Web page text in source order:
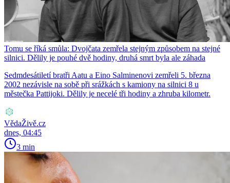
Tomu se říká smůla: Dvojčata zemřela stejným způsobem na stejné
silnici. Dělily je pouhé dvě hodiny, druhá smrt byla ale záhada
Sedmdesátiletí bratři Aatu a Eino Salminenovi zemřeli 5. března
2002 nezávisle na sobě při srážkách s kamiony na silnici 8 u
městečka Pattijoki. Dělily je necelé tři hodiny a zhruba kilometr.
VědaŽivě.cz
dnes, 04:45
3 min